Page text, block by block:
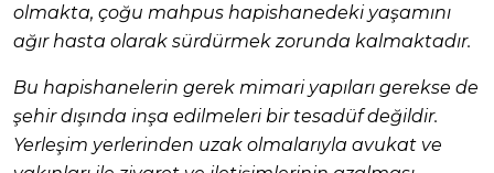
olmakta, çoğu mahpus hapishanedeki yaşamını
ağır hasta olarak sürdürmek zorunda kalmaktadır.
Bu hapishanelerin gerek mimari yapıları gerekse de
şehir dışında inşa edilmeleri bir tesadüf değildir.
Yerleşim yerlerinden uzak olmalarıyla avukat ve